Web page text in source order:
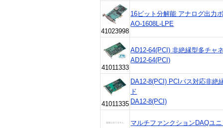
41023998
16ビット分解能 アナログ出力
AO-1608L-LPE
41011333
AD12-64(PCI) 非絶縁型多チャ
AD12-64(PCI)
41011335
DA12-8(PCI) PCIバス対応非絶
ド
DA12-8(PCI)
マルチファンクションDAQユ